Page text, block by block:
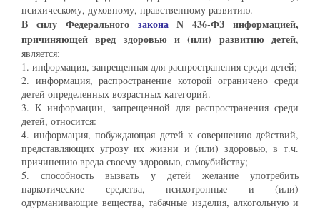
психическому, духовному, нравственному развитию.
В силу Федерального законаN 436-ФЗ информацией,
причиняющей вред здоровью и (или) развитию детей,
является:
1. информация, запрещенная для распространения среди детей;
2. информация, распространение которой ограничено среди
детей определенных возрастных категорий.
3. К информации, запрещенной для распространения среди
детей, относится:
4. информация, побуждающая детей к совершению действий,
представляющих угрозу их жизни и (или) здоровью, в т.ч.
причинению вреда своему здоровью, самоубийству;
5. способность вызвать у детей желание употребить
наркотические средства, психотропные и (или)
одурманивающие вещества, табачные изделия, алкогольную и